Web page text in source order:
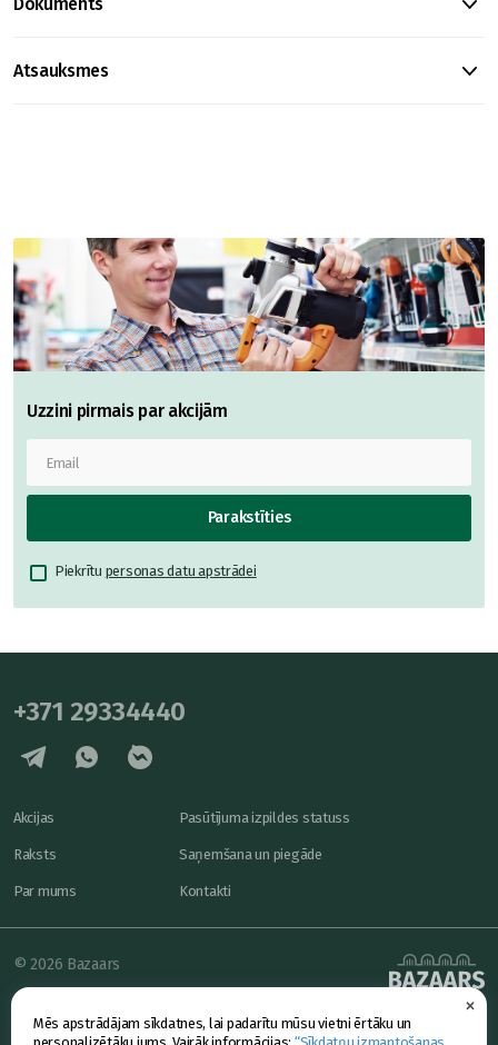
×
Mēs apstrādājam sīkdatnes, lai padarītu mūsu vietni ērtāku un
Atsauksmes
Uzzini pirmais par akcijām
Parakstīties
Piekrītu personas datu apstrādei
+371 29334440
Akcijas
Raksts
Par mums
Pasūtījuma izpildes statuss
Saņemšana un piegāde
Kontakti
powered by
© 2026 Bazaars
Konfidencialitāte
Piedāvājums